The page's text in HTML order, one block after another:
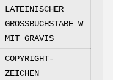
LATEINISCHER
GROSSBUCHSTABE W
MIT GRAVIS
COPYRIGHT-
ZEICHEN